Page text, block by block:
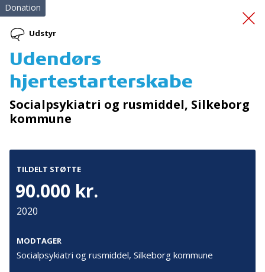
Redningsveste
Donation
Udstyr
Udendørs
hjertestarterskabe
Socialpsykiatri og rusmiddel, Silkeborg
kommune
TILDELT STØTTE
90.000 kr.
2020
MODTAGER
Socialpsykiatri og rusmiddel, Silkeborg kommune
Tilmeld nyhedsbrev
aktiviteter direkte i din indbakke.
Tilmeld